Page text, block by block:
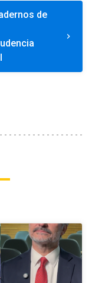
de
keyboard_arrow_right